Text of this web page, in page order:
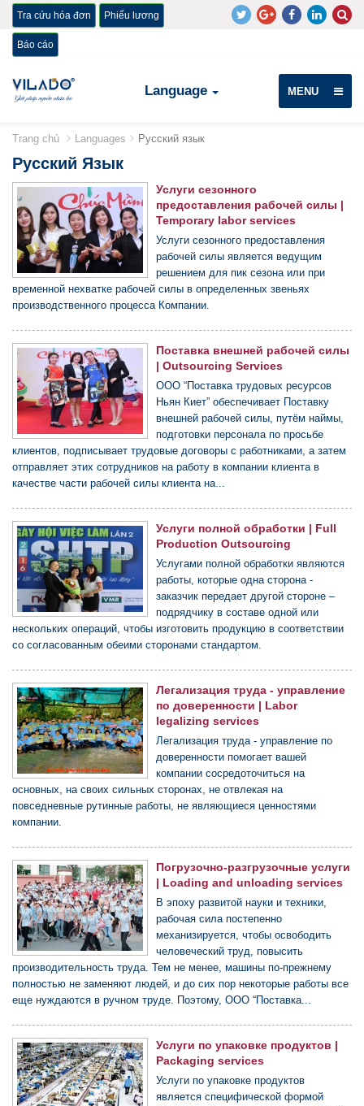
Tra cứu hóa đơn Phiếu lương
Báo cáo
Language MENU
Trang chủ Languages Русский язык
Русский Язык
Услуги сезонного
предоставления рабочей силы |
Temporary labor services
Услуги сезонного предоставления
рабочей силы является ведущим
решением для пик сезона или при
временной нехватке рабочей силы в определенных звеньях
производственного процесса Компании.
Поставка внешней рабочей силы
| Outsourcing Services
ООО “Поставка трудовых ресурсов
Ньян Киет” обеспечивает Поставку
внешней рабочей силы, путём наймы,
подготовки персонала по просьбе
клиентов, подписывает трудовые договоры с работниками, а затем
отправляет этих сотрудников на работу в компании клиента в
качестве части рабочей силы клиента на...
Услуги полной обработки | Full
Production Outsourcing
Услугами полной обработки являются
работы, которые одна сторона -
заказчик передает другой стороне –
подрядчику в составе одной или
нескольких операций, чтобы изготовить продукцию в соответствии
со согласованным обеими сторонами стандартом.
Легализация труда - управление
по доверенности | Labor
legalizing services
Легализация труда - управление по
доверенности помогает вашей
компании сосредоточиться на
основных, на своих сильных сторонах, не отвлекая на
повседневные рутинные работы, не являющиеся ценностями
компании.
Погрузочно-разгрузочные услуги
| Loading and unloading services
В эпоху развитой науки и техники,
рабочая сила постепенно
механизируется, чтобы освободить
человеческий труд, повысить
производительность труда. Тем не менее, машины по-прежнему
полностью не заменяют людей, и до сих пор некоторые работы все
еще нуждаются в ручном труде. Поэтому, ООО “Поставка...
Услуги по упаковке продуктов |
Packaging services
Услуги по упаковке продуктов
является специфической формой